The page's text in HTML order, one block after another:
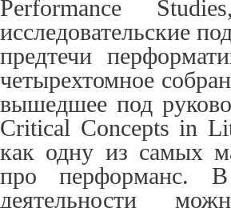
Performance Studies
исследовательские
предтечи
четырехтомное
вышедшее под
Critical Concepts in
как одну из самых
про перформанс. В
деятельности